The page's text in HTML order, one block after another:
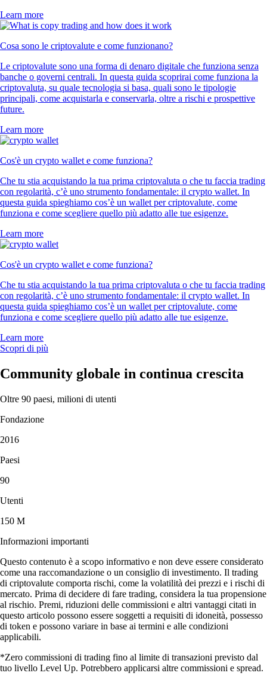
Learn more
Cosa sono le criptovalute e come funzionano?
Le criptovalute sono una forma di denaro digitale che funziona senza
banche o governi centrali. In questa guida scoprirai come funziona la
criptovaluta, su quale tecnologia si basa, quali sono le tipologie
principali, come acquistarla e conservarla, oltre a rischi e prospettive
future.
Learn more
Cos'è un crypto wallet e come funziona?
Che tu stia acquistando la tua prima criptovaluta o che tu faccia trading
con regolarità, c’è uno strumento fondamentale: il crypto wallet. In
questa guida spieghiamo cos’è un wallet per criptovalute, come
funziona e come scegliere quello più adatto alle tue esigenze.
Learn more
Cos'è un crypto wallet e come funziona?
Che tu stia acquistando la tua prima criptovaluta o che tu faccia trading
con regolarità, c’è uno strumento fondamentale: il crypto wallet. In
questa guida spieghiamo cos’è un wallet per criptovalute, come
funziona e come scegliere quello più adatto alle tue esigenze.
Learn more
Scopri di più
Community globale in continua crescita
Oltre 90 paesi, milioni di utenti
Fondazione
2016
Paesi
90
Utenti
150 M
Informazioni importanti
Questo contenuto è a scopo informativo e non deve essere considerato
come una raccomandazione o un consiglio di investimento. Il trading
di criptovalute comporta rischi, come la volatilità dei prezzi e i rischi di
mercato. Prima di decidere di fare trading, considera la tua propensione
al rischio. Premi, riduzioni delle commissioni e altri vantaggi citati in
questo articolo possono essere soggetti a requisiti di idoneità, possesso
di token e possono variare in base ai termini e alle condizioni
applicabili.
*Zero commissioni di trading fino al limite di transazioni previsto dal
tuo livello Level Up. Potrebbero applicarsi altre commissioni e spread.